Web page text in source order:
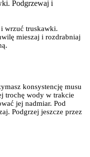
Podgrzewaj i
wrzuć truskawki.
mieszaj i rozdrabniaj
konsystencję musu
trochę wody w trakcie
jej nadmiar. Pod
Podgrzej jeszcze przez